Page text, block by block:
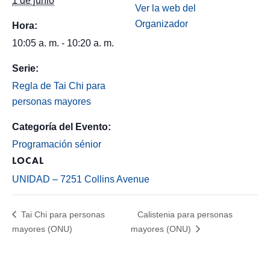
Hora:
10:05 a. m. - 10:20 a. m.
Serie:
Regla de Tai Chi para
personas mayores
Categoría del Evento:
Programación sénior
LOCAL
UNIDAD – 7251 Collins Avenue
Ver la web del
Organizador
Tai Chi para personas
mayores (ONU)
Calistenia para personas
mayores (ONU)